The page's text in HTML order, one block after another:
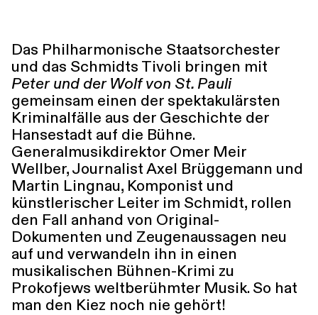
Das Philharmonische Staatsorchester
und das Schmidts Tivoli bringen mit
Peter und der Wolf von St. Pauli
gemeinsam einen der spektakulärsten
Kriminalfälle aus der Geschichte der
Hansestadt auf die Bühne.
Generalmusikdirektor Omer Meir
Wellber, Journalist Axel Brüggemann und
Martin Lingnau, Komponist und
künstlerischer Leiter im Schmidt, rollen
den Fall anhand von Original-
Dokumenten und Zeugenaussagen neu
auf und verwandeln ihn in einen
musikalischen Bühnen-Krimi zu
Prokofjews weltberühmter Musik. So hat
man den Kiez noch nie gehört!